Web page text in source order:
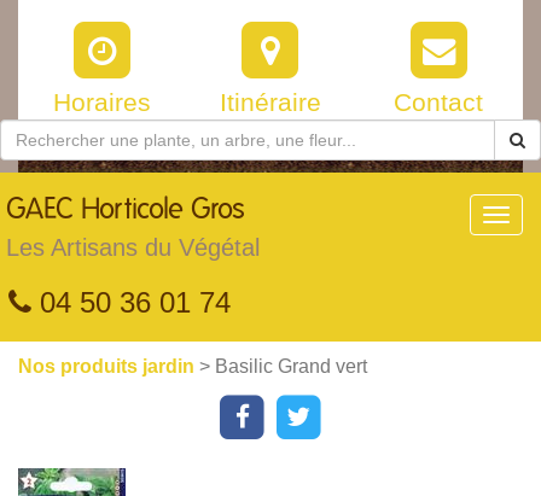
Horaires Itinéraire Contact
GAEC Horticole Gros
Les Artisans du Végétal
04 50 36 01 74
Nos produits jardin > Basilic Grand vert